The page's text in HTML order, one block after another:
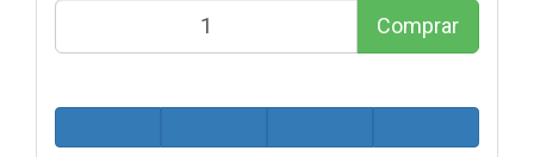
Comprar